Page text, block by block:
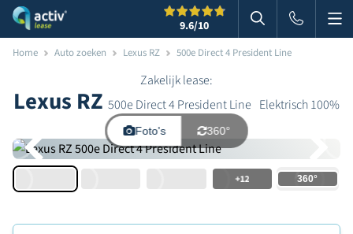
9.6/10 Zoeken in
Home Auto zoeken Lexus RZ 500e Direct 4 President Line
Zakelijk lease:
Lexus RZ 500e Direct 4 President Line Elektrisch 100%
Foto's 360°
+12